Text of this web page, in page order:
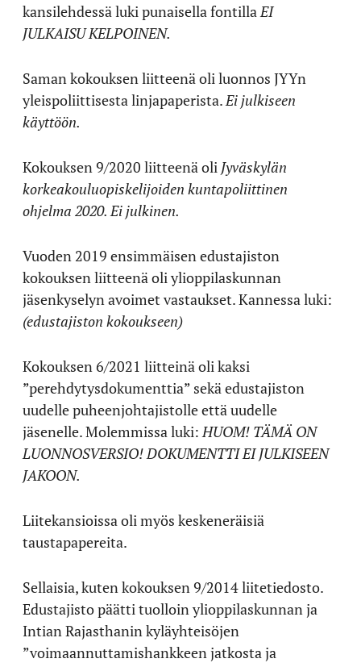
kansilehdessä luki punaisella fontillaEI
JULKAISU KELPOINEN.
Saman kokouksen liitteenä oli luonnos JYYn
yleispoliittisesta linjapaperista.Ei julkiseen
käyttöön.
Kokouksen 9/2020 liitteenä oli Jyväskylän
korkeakouluopiskelijoiden kuntapoliittinen
ohjelma 2020. Ei julkinen.
Vuoden 2019 ensimmäisen edustajiston
kokouksen liitteenä oli ylioppilaskunnan
jäsenkyselyn avoimet vastaukset. Kannessa luki:
(edustajiston kokoukseen)
Kokouksen 6/2021 liitteinä oli kaksi
”perehdytysdokumenttia” sekä edustajiston
uudelle puheenjohtajistolle että uudelle
jäsenelle. Molemmissa luki:HUOM! TÄMÄ ON
LUONNOSVERSIO! DOKUMENTTI EI JULKISEEN
JAKOON.
Liitekansioissa oli myös keskeneräisiä
taustapapereita.
Sellaisia, kuten kokouksen 9/2014 liitetiedosto.
Edustajisto päätti tuolloin ylioppilaskunnan ja
Intian Rajasthanin kyläyhteisöjen
”voimaannuttamishankkeen jatkosta ja